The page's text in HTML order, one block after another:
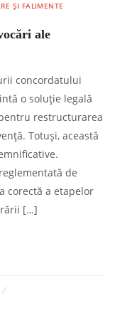
ȘI FALIMENTE
ale
concordatului
o soluție legală
restructurarea
Totuși, această
de
corectă a etapelor
[…]